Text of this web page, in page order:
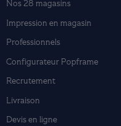
Nos 28 magasins
Impression en magasin
Professionnels
Configurateur Popframe
Recrutement
Livraison
Devis en ligne